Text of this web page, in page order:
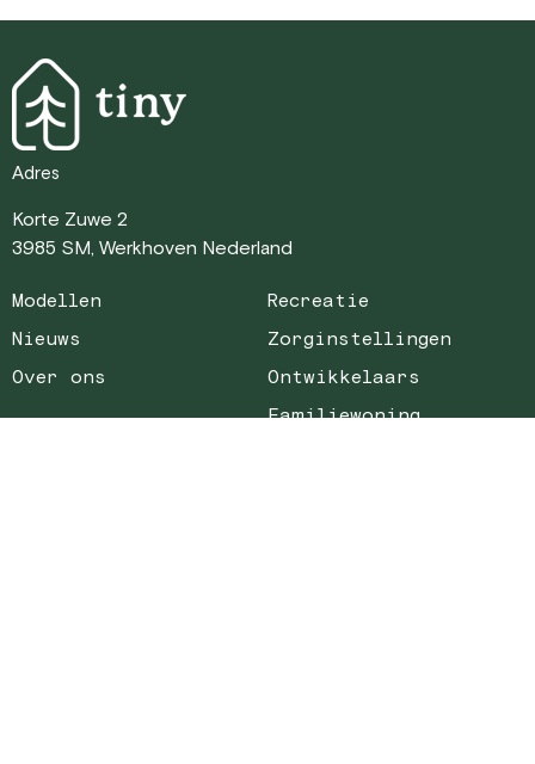
Adres
Korte Zuwe 2
3985 SM, Werkhoven Nederland
Modellen
Recreatie
Nieuws
Zorginstellingen
Over ons
Ontwikkelaars
Familiewoning